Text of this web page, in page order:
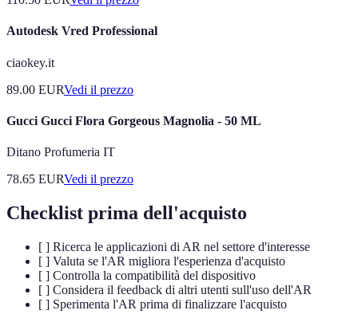
Autodesk Vred Professional
ciaokey.it
89.00 EURVedi il prezzo
Gucci Gucci Flora Gorgeous Magnolia - 50 ML
Ditano Profumeria IT
78.65 EURVedi il prezzo
Checklist prima dell'acquisto
[ ] Ricerca le applicazioni di AR nel settore d'interesse
[ ] Valuta se l'AR migliora l'esperienza d'acquisto
[ ] Controlla la compatibilità del dispositivo
[ ] Considera il feedback di altri utenti sull'uso dell'AR
[ ] Sperimenta l'AR prima di finalizzare l'acquisto